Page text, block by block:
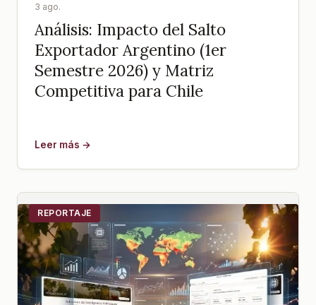
3 ago.
Análisis: Impacto del Salto
Exportador Argentino (1er
Semestre 2026) y Matriz
Competitiva para Chile
Leer más →
REPORTAJE